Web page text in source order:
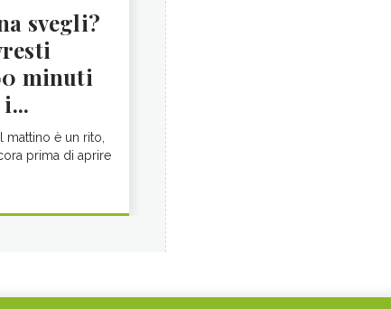
svegli?
minuti
mattino è un rito,
prima di aprire